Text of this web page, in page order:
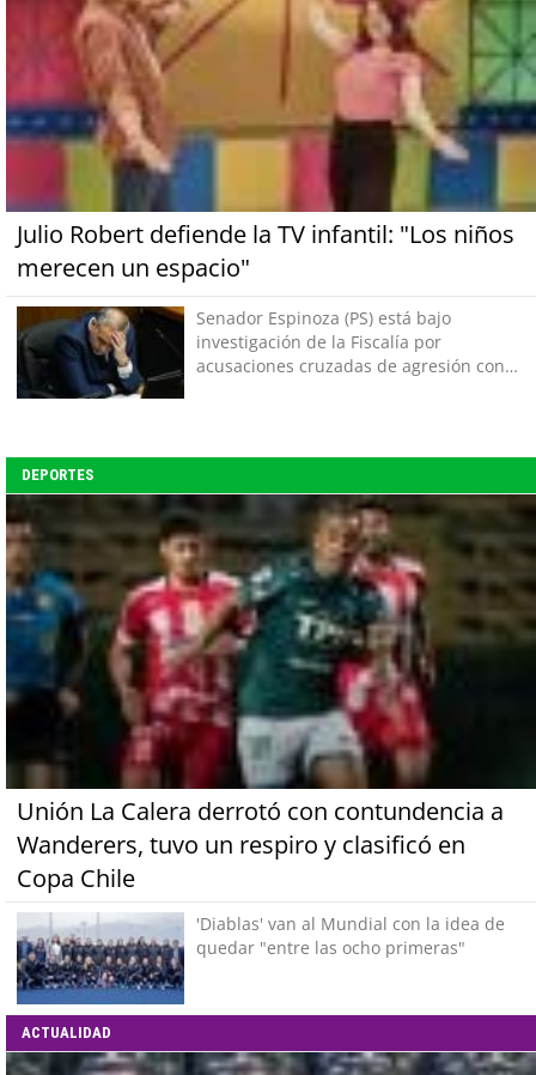
Julio Robert defiende la TV infantil: "Los niños
merecen un espacio"
Senador Espinoza (PS) está bajo
investigación de la Fiscalía por
acusaciones cruzadas de agresión con
DEPORTES
Unión La Calera derrotó con contundencia a
Wanderers, tuvo un respiro y clasificó en
Copa Chile
'Diablas' van al Mundial con la idea de
quedar "entre las ocho primeras"
ACTUALIDAD